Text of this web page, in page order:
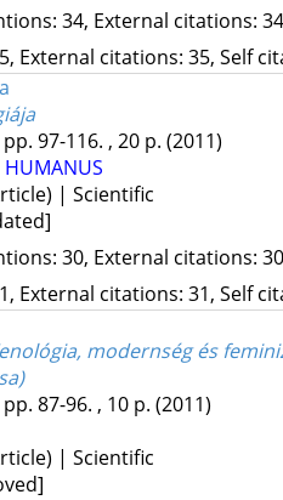
34, External citations:
External citations: 35, Self
pp. 97-116. , 20 p. (2011)
HUMANUS
| Scientific
30, External citations:
External citations: 31, Self
modernség és
pp. 87-96. , 10 p. (2011)
| Scientific